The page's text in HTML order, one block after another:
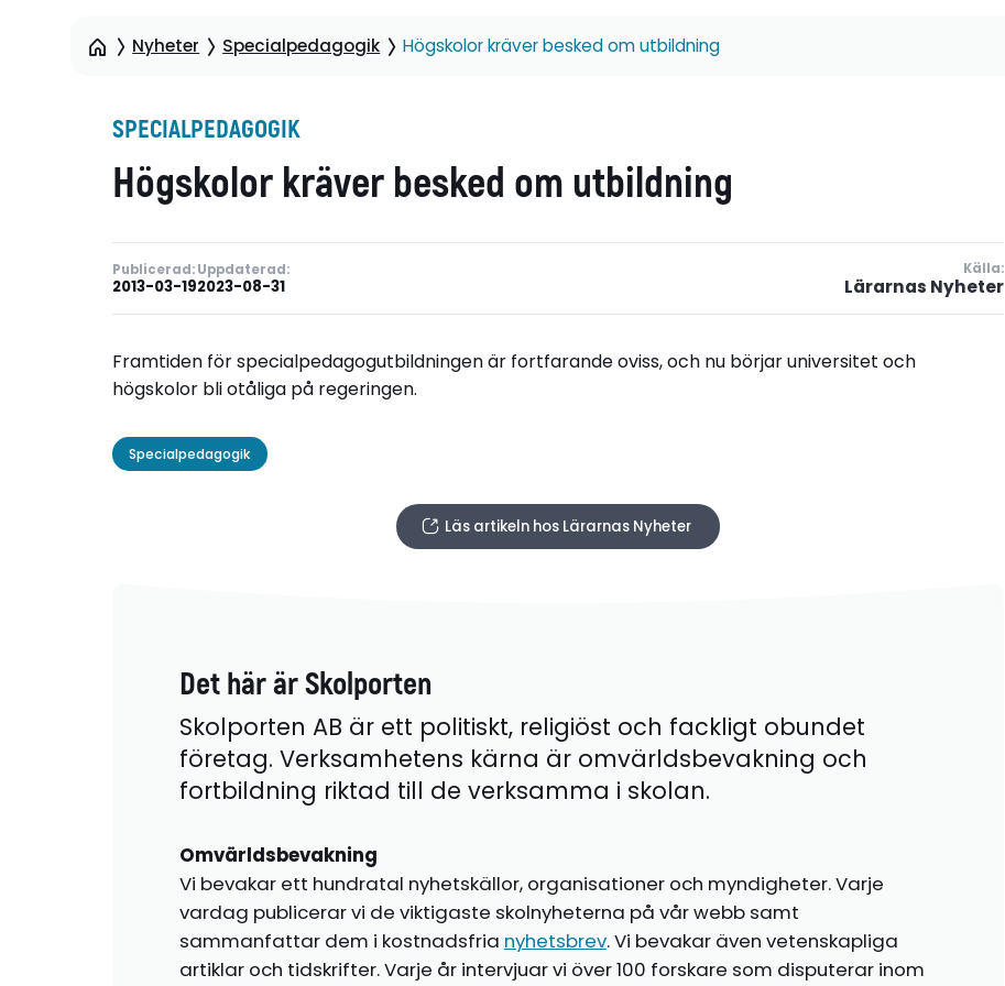
Nyheter Specialpedagogik Högskolor kräver besked om utbildning
SPECIALPEDAGOGIK
Högskolor kräver besked om utbildning
Publicerad:
2013-03-19
Uppdaterad:
2023-08-31
Källa:
Lärarnas Nyheter
Framtiden för specialpedagogutbildningen är fortfarande oviss, och nu börjar universitet och
högskolor bli otåliga på regeringen.
Specialpedagogik
Läs artikeln hos Lärarnas Nyheter
Det här är Skolporten
Skolporten AB är ett politiskt, religiöst och fackligt obundet
företag. Verksamhetens kärna är omvärldsbevakning och
fortbildning riktad till de verksamma i skolan.
Omvärldsbevakning
Vi bevakar ett hundratal nyhetskällor, organisationer och myndigheter. Varje
vardag publicerar vi de viktigaste skolnyheterna på vår webb samt
sammanfattar dem i kostnadsfria nyhetsbrev. Vi bevakar även vetenskapliga
artiklar och tidskrifter. Varje år intervjuar vi över 100 forskare som disputerar inom